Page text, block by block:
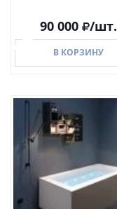
90 000 /шт.
В КОРЗИНУ
В КОРЗИНУ